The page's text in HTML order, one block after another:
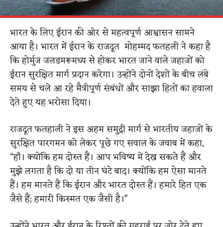
भारत के लिए ईरान की ओर से महत्वपूर्ण आश्वासन सामने
आया है। भारत में ईरान के राजदूत मोहम्मद फतहली ने कहा है
कि होर्मुज जलडमरूमध्य से होकर भारत जाने वाले जहाजों को
ईरान सुरक्षित मार्ग प्रदान करेगा। उन्होंने दोनों देशों के बीच लंबे
समय से चले आ रहे मैत्रीपूर्ण संबंधों और साझा हितों का हवाला
देते हुए यह भरोसा दिया।
राजदूत फतहाली ने इस अहम समुद्री मार्ग से भारतीय जहाजों के
सुरक्षित पारगमन को लेकर पूछे गए सवाल के जवाब में कहा,
“हाँ। क्योंकि हम दोस्त हैं। आप भविष्य में देख सकते हैं और
मुझे लगता है कि दो या तीन घंटे बाद। क्योंकि हम ऐसा मानते
हैं। हम मानते हैं कि ईरान और भारत दोस्त हैं। हमारे हित एक
जैसे हैं; हमारी किस्मत एक जैसी है।”